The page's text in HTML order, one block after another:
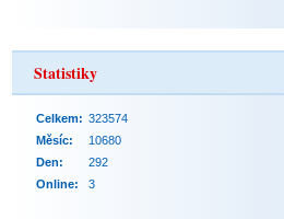
Statistiky
Online: 3
Celkem: 323574
Měsíc:
10680
Den:
292